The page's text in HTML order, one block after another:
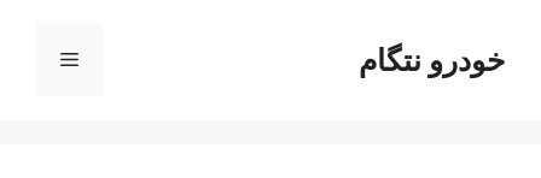
محتواخودرو نتگام فهرست